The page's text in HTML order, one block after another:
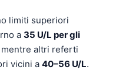
limiti superiori
a 35 U/L per gli
mentre altri referti
vicini a 40–56 U/L.